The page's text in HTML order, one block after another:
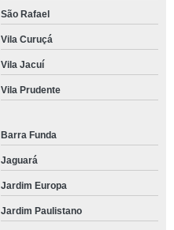
São Rafael
Vila Curuçá
Vila Jacuí
Vila Prudente
Barra Funda
Jaguará
Jardim Europa
Jardim Paulistano